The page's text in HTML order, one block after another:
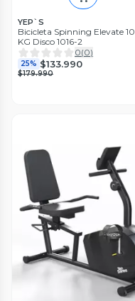
YEP`S
Bicicleta Spinning Elevate 10
KG Disco 1016-2
0(0)
25% $133.990
$179.990